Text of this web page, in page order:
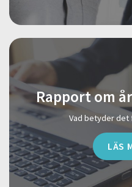
Rapport om
Vad betyder det
LÄS